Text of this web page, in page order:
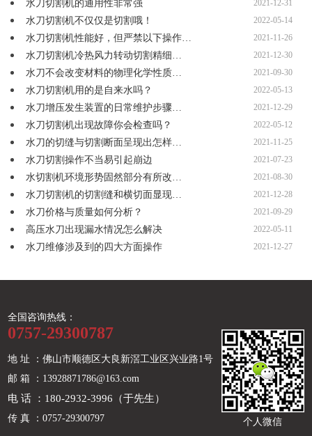
水刀切割机的通用性非常强 2021-12-31
水刀切割机不仅仅是切割哦！ 2022-05-14
水刀切割机性能好，但严禁以下操作… 2021-11-26
水刀切割机冷热风力转动切割精细… 2021-12-30
水刀不会改变材料的物理化学性质… 2021-09-30
水刀切割机用的是自来水吗？ 2022-05-13
水刀增压发生装置的日常维护步骤… 2021-12-29
水刀切割机出现故障你会检查吗？ 2022-05-12
水刀的切缝与切割断面呈现出怎样… 2021-11-25
水刀切割操作不当易引起崩边 2021-07-23
水切割机环境形势固然部分有所改… 2021-08-30
水刀切割机的切割缝和横切面显现… 2021-12-28
水刀价格与质量如何分析？ 2021-09-29
高压水刀出现漏水情况怎么解决 2022-05-11
水刀维修涉及到的四大方面操作 2021-12-27
全国咨询热线：
0757-29300787
地 址 ：佛山市顺德区大良新滘工业区兴业路1号
邮 箱 ：13928871786@163.com
电 话 ：180-2932-3996（于先生）
传 真 ：0757-29300797 个人微信